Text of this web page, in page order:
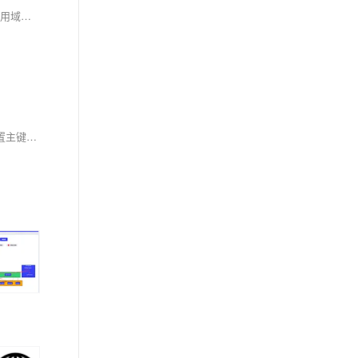
Spring IoC通过控制反转与依赖注入实现对象间的解耦，由容器统一管理Bean的生命周期与依赖关系。支持XML、注解和Java配置三种方式，结合作用域、条件化配置与循环依赖处理等机制，提升应用的可维护性与可测试性，是现代Java开发的核心基石。
Spring Data JPA通过注解简化数据库操作，实现实体与表的映射。常用注解包括：`@Entity`、`@Table`定义表结构；`@Id`、`@GeneratedValue`配置主键策略；`@Column`、`@Transient`控制字段映射；`@OneToOne`、`@OneToMany`等处理关联关系；`@Enumerated`、`@NamedQuery`支持枚举与命名查询。合理使用可提升开发效率与代码可维护性。（238字）